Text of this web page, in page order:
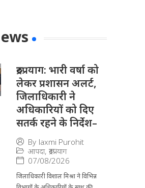
रुद्रप्रयाग: भारी वर्षा को
लेकर प्रशासन अलर्ट,
जिलाधिकारी ने
अधिकारियों को दिए
सतर्क रहने के निर्देश–
By laxmi Purohit
आपदा, रूद्रप्रयाग
07/08/2026
जिला​धिकारी विशाल मिश्रा ने वि​भिन्न